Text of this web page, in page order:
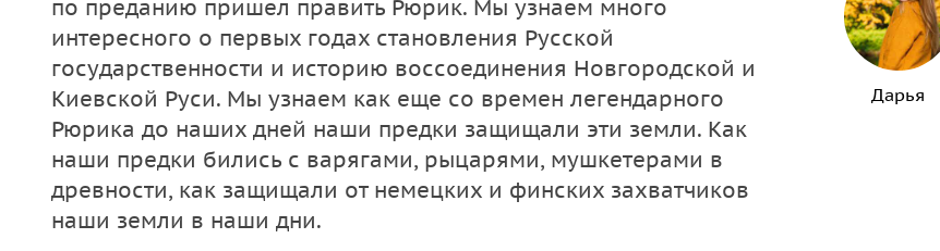
по преданию пришел править Рюрик. Мы узнаем много
интересного о первых годах становления Русской
государственности и историю воссоединения Новгородской и
Киевской Руси. Мы узнаем как еще со времен легендарного
Рюрика до наших дней наши предки защищали эти земли. Как
наши предки бились с варягами, рыцарями, мушкетерами в
древности, как защищали от немецких и финских захватчиков
наши земли в наши дни.
Дарья